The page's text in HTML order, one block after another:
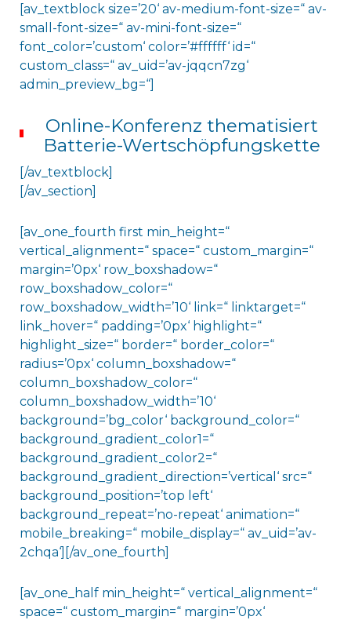
[av_textblock size=’20‘ av-medium-font-size=“ av-
small-font-size=“ av-mini-font-size=“
font_color=’custom‘ color=’#ffffff‘ id=“
custom_class=“ av_uid=’av-jqqcn7zg‘
admin_preview_bg=“]
Online-Konferenz thematisiert
Batterie-Wertschöpfungskette
[/av_textblock]
[/av_section]
[av_one_fourth first min_height=“
vertical_alignment=“ space=“ custom_margin=“
margin=’0px‘ row_boxshadow=“
row_boxshadow_color=“
row_boxshadow_width=’10‘ link=“ linktarget=“
link_hover=“ padding=’0px‘ highlight=“
highlight_size=“ border=“ border_color=“
radius=’0px‘ column_boxshadow=“
column_boxshadow_color=“
column_boxshadow_width=’10‘
background=’bg_color‘ background_color=“
background_gradient_color1=“
background_gradient_color2=“
background_gradient_direction=’vertical‘ src=“
background_position=’top left‘
background_repeat=’no-repeat‘ animation=“
mobile_breaking=“ mobile_display=“ av_uid=’av-
2chqa‘][/av_one_fourth]
[av_one_half min_height=“ vertical_alignment=“
space=“ custom_margin=“ margin=’0px‘